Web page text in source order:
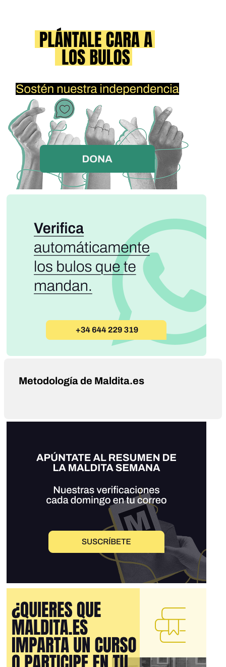
Metodología de Maldita.es